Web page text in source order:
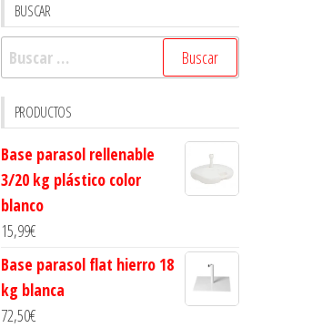
BUSCAR
Buscar:
PRODUCTOS
Base parasol rellenable
3/20 kg plástico color
blanco
15,99€
Base parasol flat hierro 18
kg blanca
72,50€